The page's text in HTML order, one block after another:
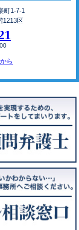
町1-7-1
1213区
ら